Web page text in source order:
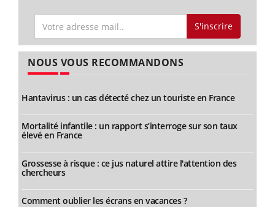
S'inscrire
NOUS VOUS RECOMMANDONS
Hantavirus : un cas détecté chez un touriste en France
Mortalité infantile : un rapport s’interroge sur son taux
élevé en France
Grossesse à risque : ce jus naturel attire l'attention des
chercheurs
Comment oublier les écrans en vacances ?